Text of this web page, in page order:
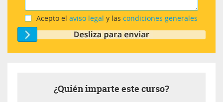
Acepto el aviso legal y las condiciones generales
¿Quién imparte este curso?